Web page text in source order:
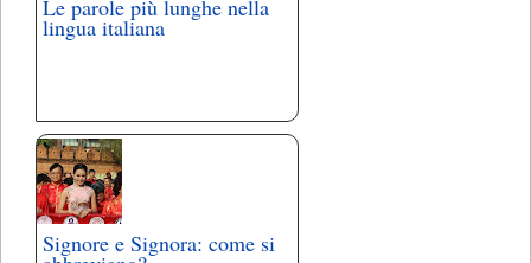
Le parole più lunghe nella
lingua italiana
Signore e Signora: come si